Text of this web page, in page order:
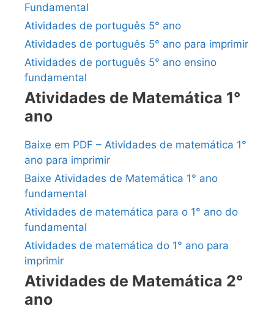
Fundamental
Atividades de português 5° ano
Atividades de português 5° ano para imprimir
Atividades de português 5° ano ensino
fundamental
Atividades de Matemática 1°
ano
Baixe em PDF – Atividades de matemática 1°
ano para imprimir
Baixe Atividades de Matemática 1° ano
fundamental
Atividades de matemática para o 1° ano do
fundamental
Atividades de matemática do 1° ano para
imprimir
Atividades de Matemática 2°
ano